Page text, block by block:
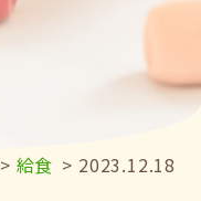
> 給食 > 2023.12.18